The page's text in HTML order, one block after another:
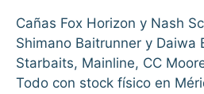
Cañas Fox Horizon y Nash
Shimano Baitrunner y Daiwa
Starbaits, Mainline, CC
Todo con stock físico en